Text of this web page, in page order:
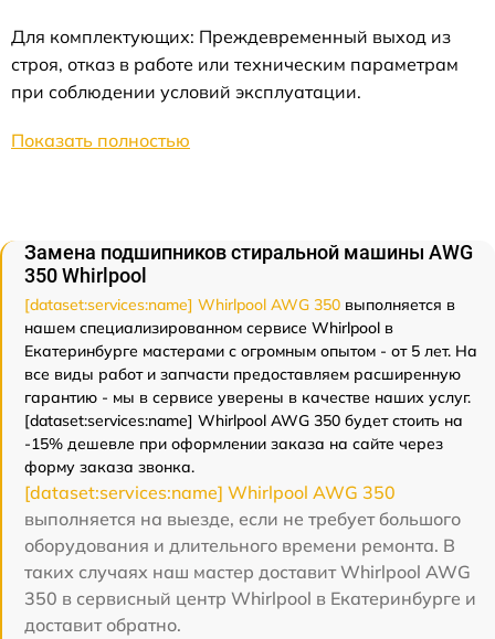
Для комплектующих: Преждевременный выход из
строя, отказ в работе или техническим параметрам
при соблюдении условий эксплуатации.
Показать полностью
Замена подшипников стиральной машины AWG
350 Whirlpool
[dataset:services:name] Whirlpool AWG 350 выполняется в
нашем специализированном сервисе Whirlpool в
Екатеринбурге мастерами с огромным опытом - от 5 лет. На
все виды работ и запчасти предоставляем расширенную
гарантию - мы в сервисе уверены в качестве наших услуг.
[dataset:services:name] Whirlpool AWG 350 будет стоить на
-15% дешевле при оформлении заказа на сайте через
форму заказа звонка.
[dataset:services:name] Whirlpool AWG 350
выполняется на выезде, если не требует большого
оборудования и длительного времени ремонта. В
таких случаях наш мастер доставит Whirlpool AWG
350 в сервисный центр Whirlpool в Екатеринбурге и
доставит обратно.